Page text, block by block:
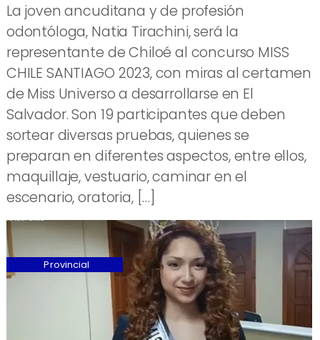
La joven ancuditana y de profesión
odontóloga, Natia Tirachini, será la
representante de Chiloé al concurso MISS
CHILE SANTIAGO 2023, con miras al certamen
de Miss Universo a desarrollarse en El
Salvador. Son 19 participantes que deben
sortear diversas pruebas, quienes se
preparan en diferentes aspectos, entre ellos,
maquillaje, vestuario, caminar en el
escenario, oratoria, […]
Provincial